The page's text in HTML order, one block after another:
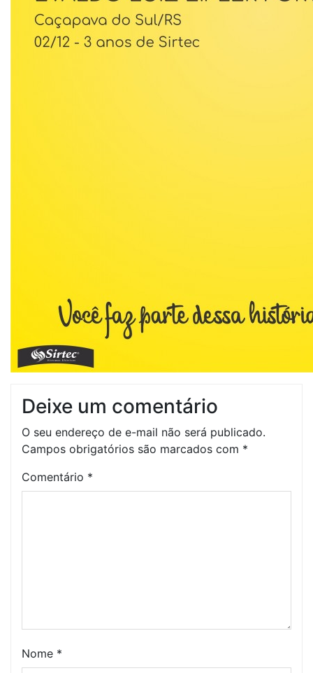
Deixe um comentário
O seu endereço de e-mail não será publicado.
Campos obrigatórios são marcados com *
Comentário *
Nome *